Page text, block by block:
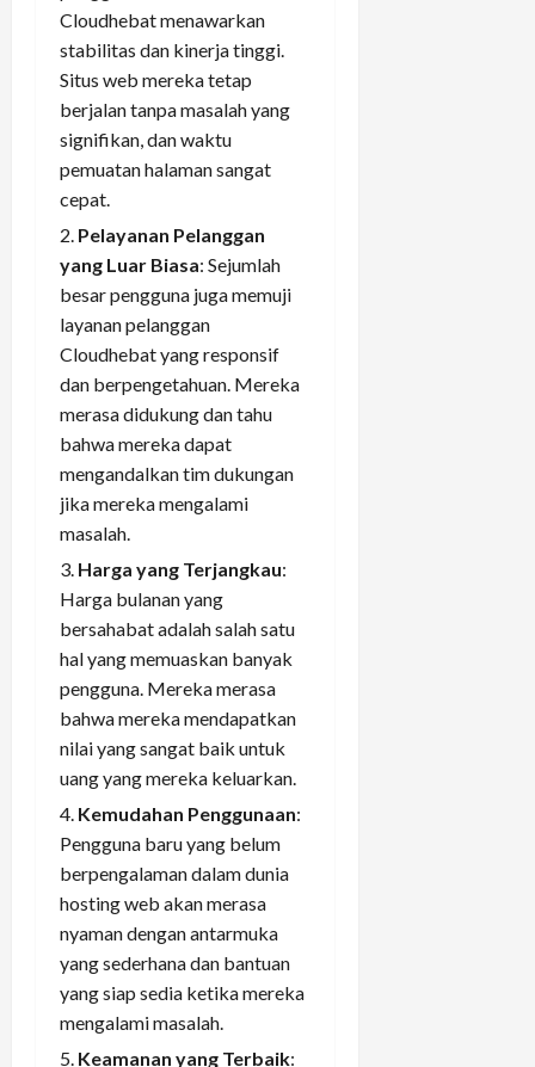
Cloudhebat menawarkan
stabilitas dan kinerja tinggi.
Situs web mereka tetap
berjalan tanpa masalah yang
signifikan, dan waktu
pemuatan halaman sangat
cepat.
Pelayanan Pelanggan
yang Luar Biasa: Sejumlah
besar pengguna juga memuji
layanan pelanggan
Cloudhebat yang responsif
dan berpengetahuan. Mereka
merasa didukung dan tahu
bahwa mereka dapat
mengandalkan tim dukungan
jika mereka mengalami
masalah.
Harga yang Terjangkau:
Harga bulanan yang
bersahabat adalah salah satu
hal yang memuaskan banyak
pengguna. Mereka merasa
bahwa mereka mendapatkan
nilai yang sangat baik untuk
uang yang mereka keluarkan.
Kemudahan Penggunaan:
Pengguna baru yang belum
berpengalaman dalam dunia
hosting web akan merasa
nyaman dengan antarmuka
yang sederhana dan bantuan
yang siap sedia ketika mereka
mengalami masalah.
Keamanan yang Terbaik: